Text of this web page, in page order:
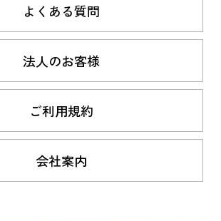
よくある質問
法人のお客様
ご利用規約
会社案内